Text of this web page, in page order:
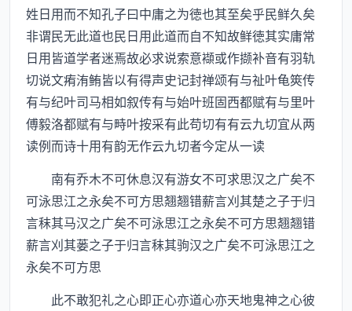
姓日用而不知孔子曰中庸之为徳也其至矣乎民鲜久矣
非谓民无此道也民日用此道而自不知故鲜徳其实庸常
日用皆道学者迷焉故必求说索意襭或作撷补音有羽轨
切说文痏洧鲔皆以有得声史记封禅颂有与祉叶龟筴传
有与纪叶司马相如叙传有与始叶班固西都赋有与里叶
傅毅洛都赋有与畤叶按采有此苟切有有云九切宜从两
读例而诗十用有韵无作云九切者今定从一读
南有乔木不可休息汉有游女不可求思汉之广矣不
可泳思江之永矣不可方思翘翘错薪言刈其楚之子于归
言秣其马汉之广矣不可泳思江之永矣不可方思翘翘错
薪言刈其蒌之子于归言秣其驹汉之广矣不可泳思江之
永矣不可方思
此不敢犯礼之心即正心亦道心亦天地鬼神之心彼